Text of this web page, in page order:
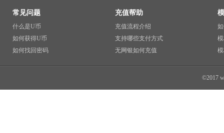
常见问题
什么是U币
如何获得U币
如何找回密码
充值帮助
充值流程介绍
支持哪些支付方式
无网银如何充值
©2017